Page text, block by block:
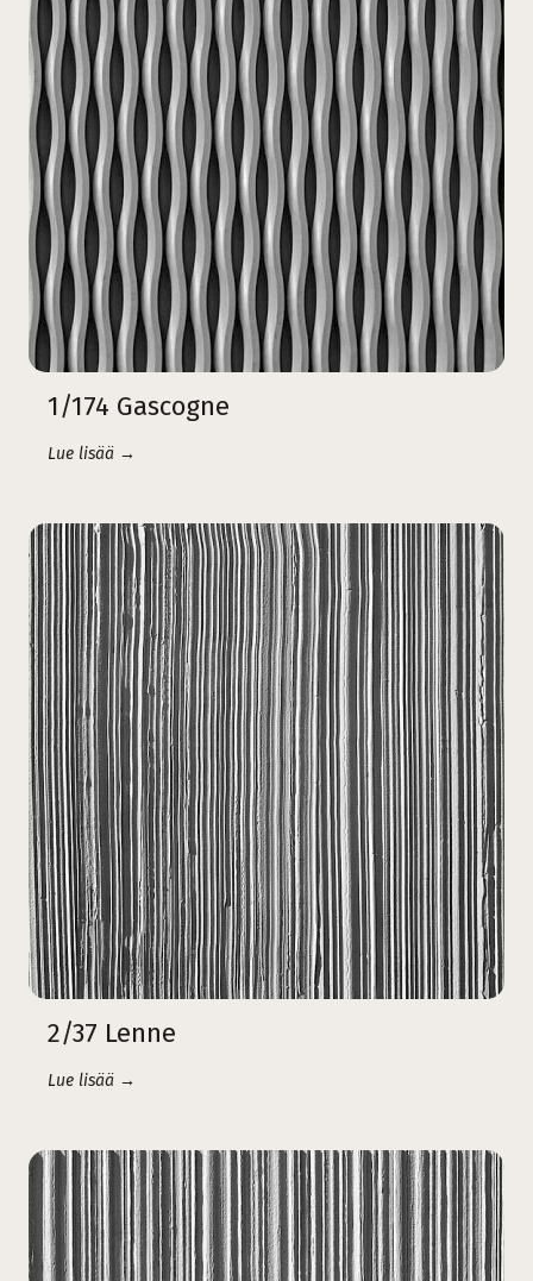
1/174 Gascogne
Lue lisää →
2/37 Lenne
Lue lisää →